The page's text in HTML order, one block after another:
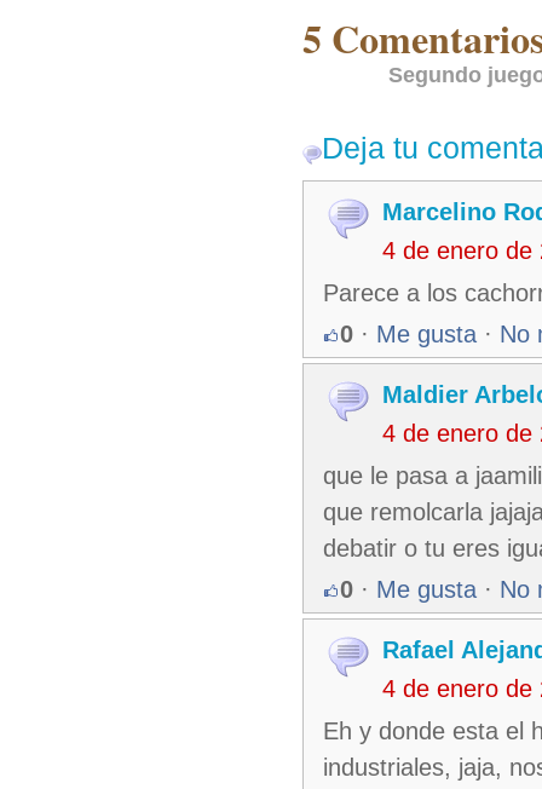
5
Segundo
Deja tu
Marcelino
4 de enero de
Parece a los
0 · Me gusta · No
Maldier
4 de enero de
que le pasa a
que remolcarla
debatir o tu eres
0 · Me gusta · No
Rafael
4 de enero de
Eh y donde esta el
industriales, jaja,